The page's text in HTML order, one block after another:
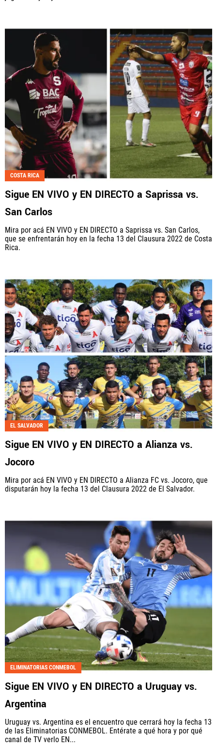
COSTA RICA
Sigue EN VIVO y EN DIRECTO a Saprissa vs.
San Carlos
Mira por acá EN VIVO y EN DIRECTO a Saprissa vs. San Carlos,
que se enfrentarán hoy en la fecha 13 del Clausura 2022 de Costa
Rica.
EL SALVADOR
Sigue EN VIVO y EN DIRECTO a Alianza vs.
Jocoro
Mira por acá EN VIVO y EN DIRECTO a Alianza FC vs. Jocoro, que
disputarán hoy la fecha 13 del Clausura 2022 de El Salvador.
ELIMINATORIAS CONMEBOL
Sigue EN VIVO y EN DIRECTO a Uruguay vs.
Argentina
Uruguay vs. Argentina es el encuentro que cerrará hoy la fecha 13
de las Eliminatorias CONMEBOL. Entérate a qué hora y por qué
canal de TV verlo EN...